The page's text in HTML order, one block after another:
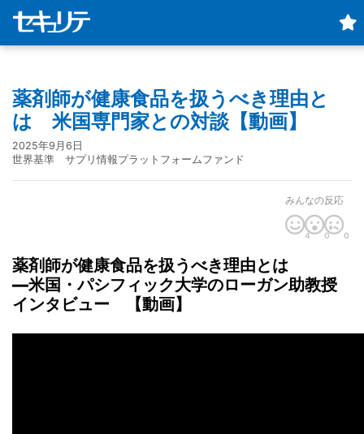
薬剤師が健康食品を扱うべき理由と
は 米国専門家との対談【動画】
2025年9月6日
世界基準 サプリ情報プラットフォームファンド
みんなの反応
4 0 0
薬剤師が健康食品を扱うべき理由とは
—米国・パシフィック大学のローガン助教授
インタビュー 【動画】